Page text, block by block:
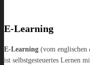
E-Learning
E-Learning (vom englischen
ist selbstgesteuertes Lernen